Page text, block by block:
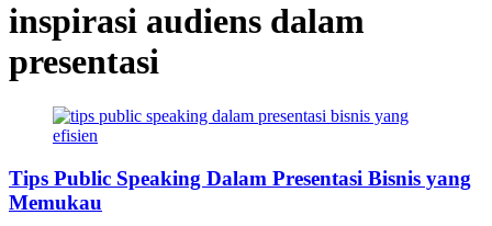
inspirasi audiens dalam
presentasi
Tips Public Speaking Dalam Presentasi Bisnis yang
Memukau